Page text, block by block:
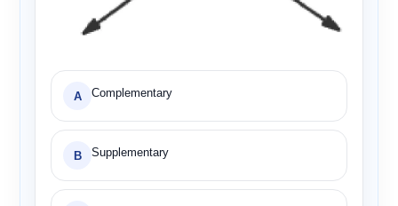
A Complementary
B Supplementary